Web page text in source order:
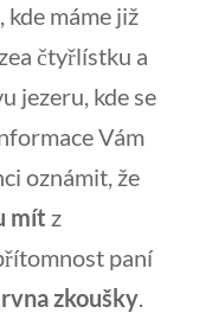
kde máme již
čtyřlístku a
jezeru, kde se
Vám
oznámit, že
mít z
paní
zkoušky.